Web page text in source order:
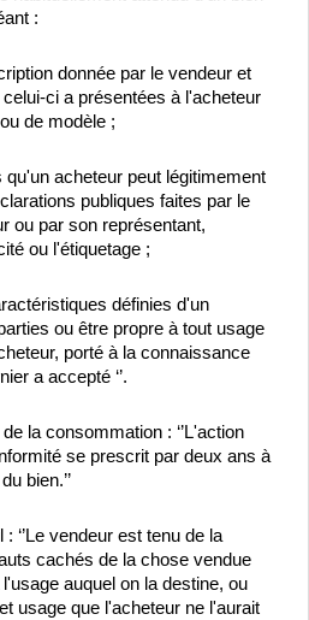
:
donnée par le vendeur et
ci a présentées à l'acheteur
de modèle ;
qu'un acheteur peut légitimement
publiques faites par le
ou par son représentant,
ou l'étiquetage ;
définies d'un
ou être propre à tout usage
porté à la connaissance
a accepté ‘’.
la consommation : ‘’L'action
se prescrit par deux ans à
bien.’’
‘’Le vendeur est tenu de la
cachés de la chose vendue
auquel on la destine, ou
usage que l'acheteur ne l'aurait